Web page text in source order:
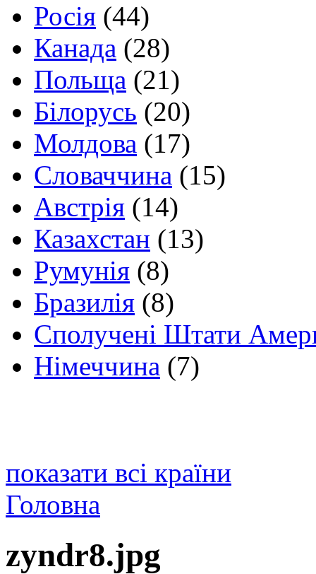
Росія (44)
Канада (28)
Польща (21)
Білорусь (20)
Молдова (17)
Словаччина (15)
Австрія (14)
Казахстан (13)
Румунія (8)
Бразилія (8)
Сполучені Штати
Німеччина (7)
показати всі країни
Головна
zyndr8.jpg